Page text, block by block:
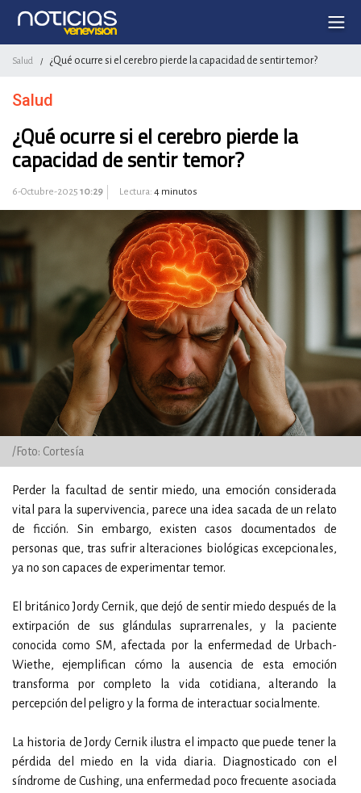
Salud / ¿Qué ocurre si el cerebro pierde la capacidad de sentir temor?
Salud
¿Qué ocurre si el cerebro pierde la
capacidad de sentir temor?
6-Octubre-2025 10:29 Lectura: 4 minutos
/Foto: Cortesía
Perder la facultad de sentir miedo, una emoción considerada
vital para la supervivencia, parece una idea sacada de un relato
de ficción. Sin embargo, existen casos documentados de
personas que, tras sufrir alteraciones biológicas excepcionales,
ya no son capaces de experimentar temor.
El británico Jordy Cernik, que dejó de sentir miedo después de la
extirpación de sus glándulas suprarrenales, y la paciente
conocida como SM, afectada por la enfermedad de Urbach-
Wiethe, ejemplifican cómo la ausencia de esta emoción
transforma por completo la vida cotidiana, alterando la
percepción del peligro y la forma de interactuar socialmente.
La historia de Jordy Cernik ilustra el impacto que puede tener la
pérdida del miedo en la vida diaria. Diagnosticado con el
síndrome de Cushing, una enfermedad poco frecuente asociada